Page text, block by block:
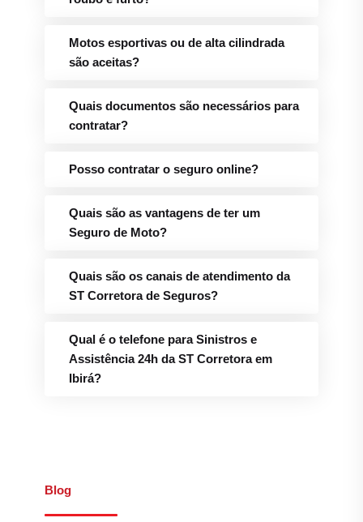
Motos esportivas ou de alta cilindrada
são aceitas?
Quais documentos são necessários para
contratar?
Posso contratar o seguro online?
Quais são as vantagens de ter um
Seguro de Moto?
Quais são os canais de atendimento da
ST Corretora de Seguros?
Qual é o telefone para Sinistros e
Assistência 24h da ST Corretora em
Ibirá?
Blog